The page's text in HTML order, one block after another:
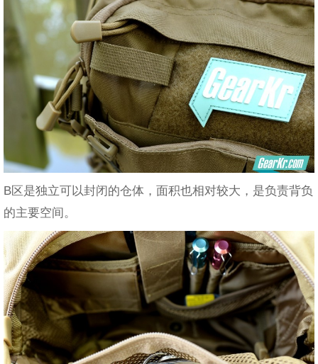
B区是独立可以封闭的仓体，面积也相对较大，是负责背负
的主要空间。